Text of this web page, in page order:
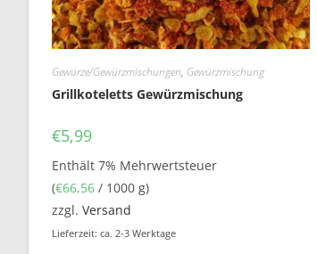
Gewürze/Gewürzmischungen, Gewürzmischung
Grillkoteletts Gewürzmischung
€5,99
Enthält 7% Mehrwertsteuer
(€66,56 / 1000 g)
zzgl.Versand
Lieferzeit: ca. 2-3 Werktage